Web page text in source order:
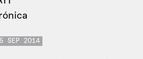
SEP 2014